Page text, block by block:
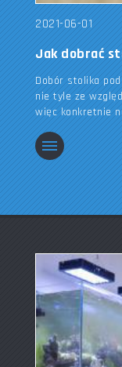
2021-06-01
Jak dobrać
Dobór stolika
nie tyle ze
więc konkretnie